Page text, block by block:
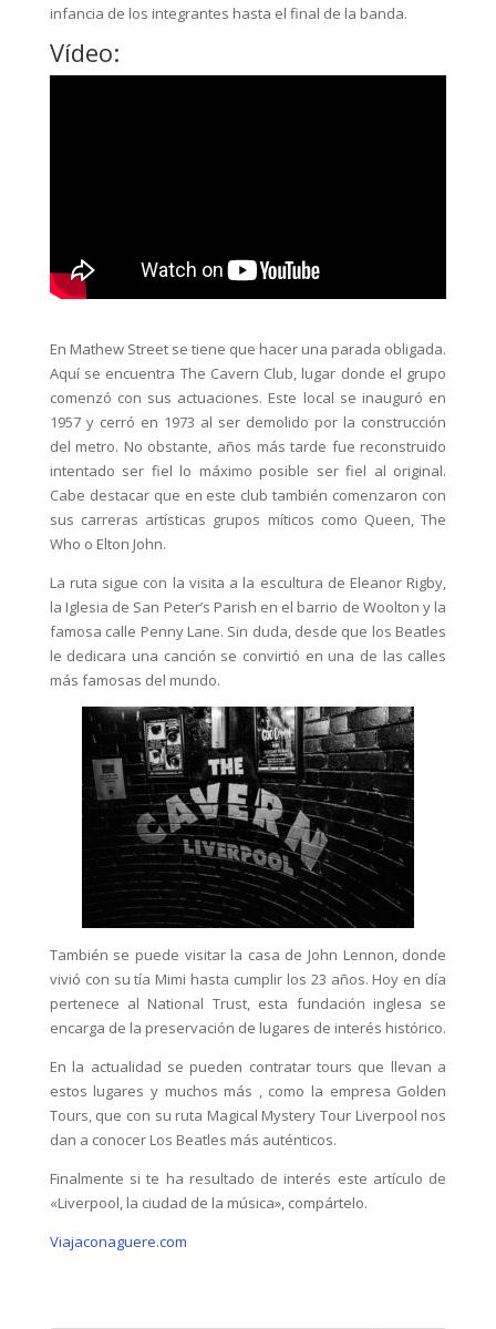
infancia de los integrantes hasta el final de la banda.
Vídeo:
En Mathew Street se tiene que hacer una parada obligada.
Aquí se encuentra The Cavern Club, lugar donde el grupo
comenzó con sus actuaciones. Este local se inauguró en
1957 y cerró en 1973 al ser demolido por la construcción
del metro. No obstante, años más tarde fue reconstruido
intentado ser fiel lo máximo posible ser fiel al original.
Cabe destacar que en este club también comenzaron con
sus carreras artísticas grupos míticos como Queen, The
Who o Elton John.
La ruta sigue con la visita a la escultura de Eleanor Rigby,
la Iglesia de San Peter’s Parish en el barrio de Woolton y la
famosa calle Penny Lane. Sin duda, desde que los Beatles
le dedicara una canción se convirtió en una de las calles
más famosas del mundo.
También se puede visitar la casa de John Lennon, donde
vivió con su tía Mimi hasta cumplir los 23 años. Hoy en día
pertenece al National Trust, esta fundación inglesa se
encarga de la preservación de lugares de interés histórico.
En la actualidad se pueden contratar tours que llevan a
estos lugares y muchos más , como la empresa Golden
Tours, que con su ruta Magical Mystery Tour Liverpool nos
dan a conocer Los Beatles más auténticos.
Finalmente si te ha resultado de interés este artículo de
«Liverpool, la ciudad de la música», compártelo.
Viajaconaguere.com